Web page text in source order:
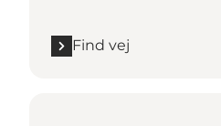
Find vej